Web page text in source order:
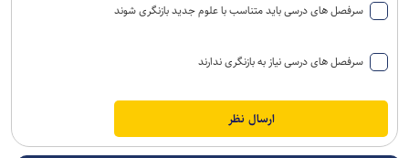
سرفصل های درسی باید متناسب با علوم جدید بازنگری شوند
سرفصل های درسی نیاز به بازنگری ندارند